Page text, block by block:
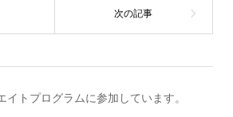
トプログラムに参加しています。